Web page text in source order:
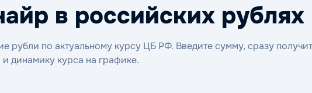
в российских рублях
рубли по актуальному курсу ЦБ РФ. Введите сумму, сразу
динамику курса на графике.